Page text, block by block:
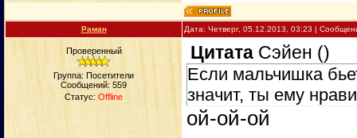
Раман Дата: Четверг, 05.12.2013, 03:23 |
Проверенный
Группа: Посетители
Сообщений: 559
Статус: Offline
Цитата Сэйен ()
Если мальчишка
значит, ты ему
ой-ой-ой